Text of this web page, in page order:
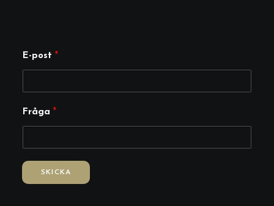
E
s
t
-
p
E-post *
Fråga *
SKICKA